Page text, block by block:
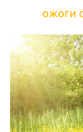
ОЖОГИ